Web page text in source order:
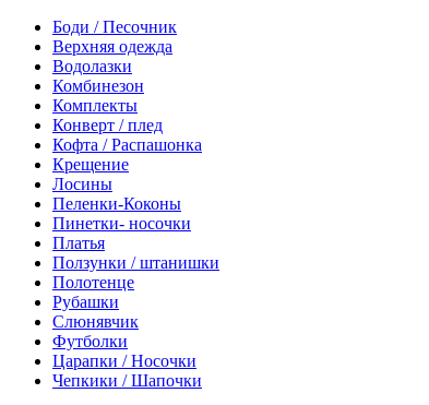
Боди / Песочник
Верхняя одежда
Водолазки
Комбинезон
Комплекты
Конверт / плед
Кофта / Распашонка
Крещение
Лосины
Пеленки-Коконы
Пинетки- носочки
Платья
Ползунки / штанишки
Полотенце
Рубашки
Слюнявчик
Футболки
Царапки / Носочки
Чепкики / Шапочки